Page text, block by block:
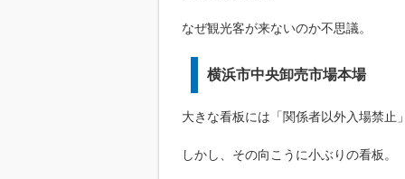
なぜ観光客が来ないのか不思議。
横浜市中央卸売市場本場
大きな看板には「関係者以外入場禁止
しかし、その向こうに小ぶりの看板。